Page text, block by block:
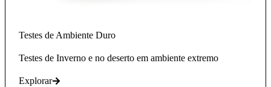
Testes de Ambiente Duro
Testes de Inverno e no deserto em ambiente extremo
Explorar